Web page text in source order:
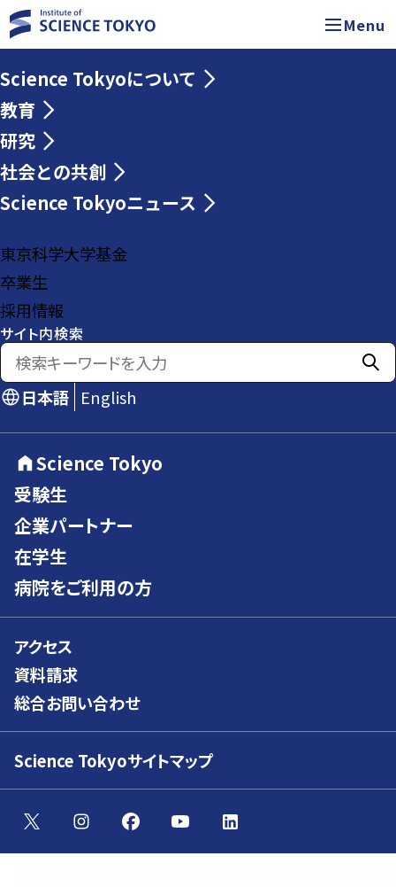
Menu
Science Tokyoについて
教育
研究
社会との共創
Science Tokyoニュース
東京科学大学基金
卒業生
採用情報
サイト内検索
日本語 English
Science Tokyo
受験生
企業パートナー
在学生
病院をご利用の方
アクセス
資料請求
総合お問い合わせ
Science Tokyoサイトマップ